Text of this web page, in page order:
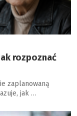
rozpoznać
zaplanowaną
jak …